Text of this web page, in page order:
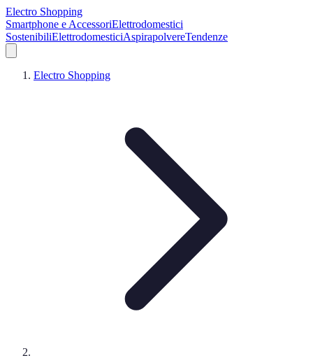
Electro Shopping
Smartphone e AccessoriElettrodomestici
SostenibiliElettrodomesticiAspirapolvereTendenze
Electro Shopping